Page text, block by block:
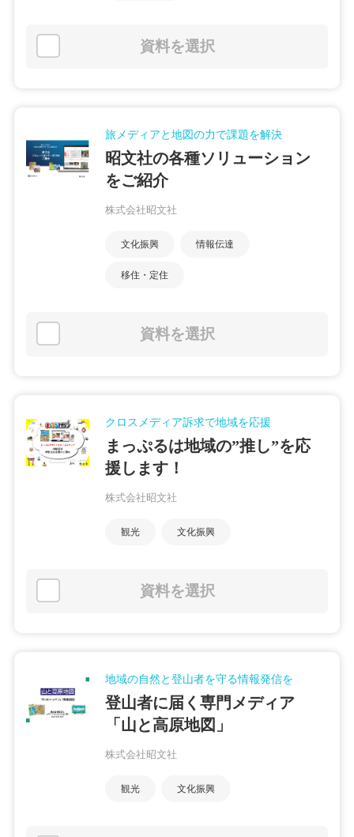
資料を選択
旅メディアと地図の力で課題を解決
昭文社の各種ソリューション
をご紹介
株式会社昭文社
文化振興 情報伝達
移住・定住
資料を選択
クロスメディア訴求で地域を応援
まっぷるは地域の”推し”を応
援します！
株式会社昭文社
観光 文化振興
資料を選択
地域の自然と登山者を守る情報発信を
登山者に届く専門メディア
「山と高原地図」
株式会社昭文社
観光 文化振興